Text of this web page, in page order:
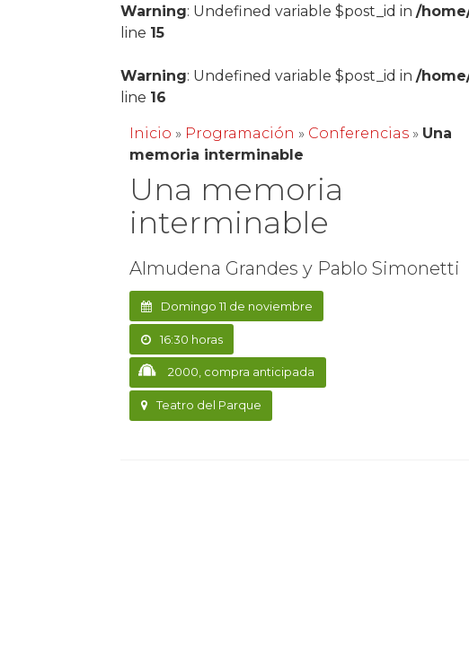
Warning: Undefined variable $post_id in/
line 15
Warning: Undefined variable $post_id in/
line 16
Inicio » Programación » Conferencias » Una
memoria interminable
Una memoria
interminable
Almudena Grandes y Pablo Simonetti
Domingo 11 de noviembre
16:30 horas
2000, compra anticipada
Teatro del Parque